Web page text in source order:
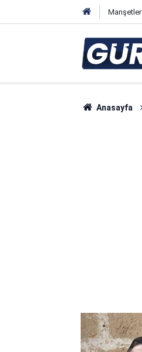
Manşetler
Anasayfa